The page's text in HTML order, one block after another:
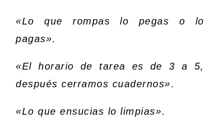
«Lo que rompas lo pegas o lo
pagas».
«El horario de tarea es de 3 a 5,
después cerramos cuadernos».
«Lo que ensucias lo limpias».